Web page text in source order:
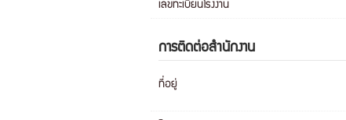
เลขทะเบียนโรงงาน
การติดต่อสำนักงาน
ที่อยู่